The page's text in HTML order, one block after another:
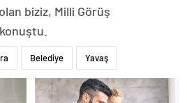
biziz, Milli Görüş
Belediye Yavaş